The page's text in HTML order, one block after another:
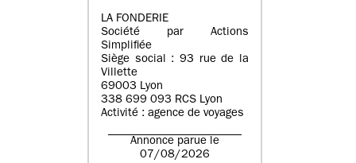
LA FONDERIE
Société par Actions
Simplifiée
Siège social : 93 rue de la
Villette
69003 Lyon
338 699 093 RCS Lyon
Activité : agence de voyages
Annonce parue le
07/08/2026